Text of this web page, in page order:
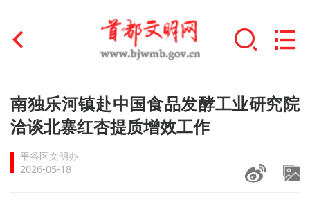
首页
文明创建
文明实践
南独乐河镇赴中国食品发酵工业研究院
洽谈北寨红杏提质增效工作
平谷区文明办
2026-05-18